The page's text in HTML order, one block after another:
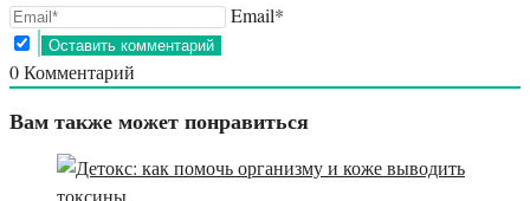
Email*
0Комментарий
Вам также может понравиться